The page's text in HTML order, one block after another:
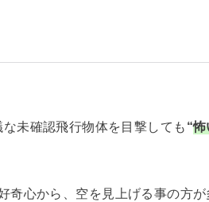
未確認飛行物体を目撃しても “怖
奇心から、空を見上げる事の方が